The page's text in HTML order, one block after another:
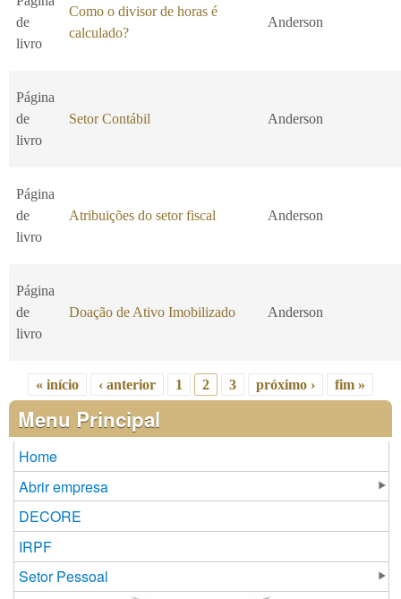
de
livro
Como o divisor de horas é
calculado?
Anderson
Página
de
livro
Setor Contábil Anderson
Página
de
livro
Atribuições do setor fiscal Anderson
Página
de
livro
Doação de Ativo Imobilizado Anderson
Páginas
« início ‹ anterior 1 2 3 próximo › fim »
Menu Principal
Home
Abrir empresa
DECORE
IRPF
Setor Pessoal